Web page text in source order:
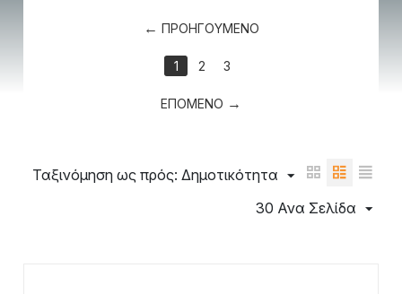
ΠΡΟΗΓΟΥΜΕΝΟ
1 2 3
ΕΠΟΜΕΝΟ
Ταξινόμηση ως πρός: Δημοτικότητα
30 Ανα Σελίδα